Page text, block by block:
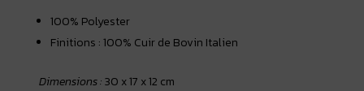
100% Polyester
Finitions : 100% Cuir de Bovin Italien
Dimensions :30 x 17 x 12 cm